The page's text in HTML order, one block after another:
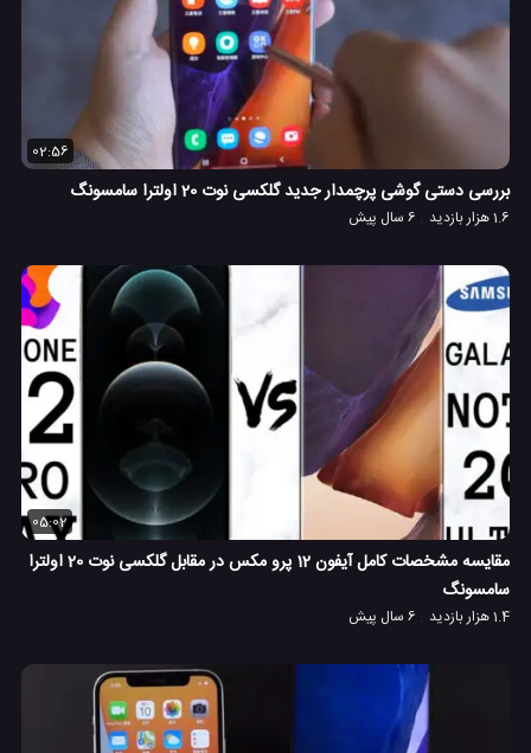
02:56
بررسی دستی گوشی پرچمدار جدید گلکسی نوت 20 اولترا سامسونگ
1.6 هزار بازدید 6 سال پیش
05:02
مقایسه مشخصات کامل آیفون 12 پرو مکس در مقابل گلکسی نوت 20 اولترا
سامسونگ
1.4 هزار بازدید 6 سال پیش